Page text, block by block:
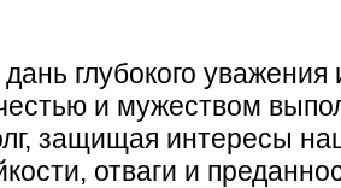
глубокого уважения
и мужеством
защищая интересы
отваги и